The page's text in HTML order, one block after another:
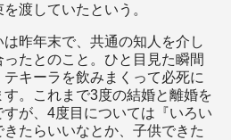
渡していたという。
は昨年末で、共通の知人を介し
たとのこと。ひと目見た瞬間
キーラを飲みまくって必死に
。これまで3度の結婚と離婚を
が、4度目については『いろい
たらいいなとか、子供できた